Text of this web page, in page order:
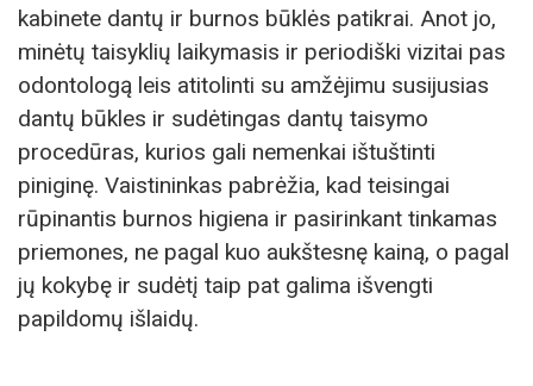
kabinete dantų ir burnos būklės patikrai. Anot jo,
minėtų taisyklių laikymasis ir periodiški vizitai pas
odontologą leis atitolinti su amžėjimu susijusias
dantų būkles ir sudėtingas dantų taisymo
procedūras, kurios gali nemenkai ištuštinti
piniginę. Vaistininkas pabrėžia, kad teisingai
rūpinantis burnos higiena ir pasirinkant tinkamas
priemones, ne pagal kuo aukštesnę kainą, o pagal
jų kokybę ir sudėtį taip pat galima išvengti
papildomų išlaidų.